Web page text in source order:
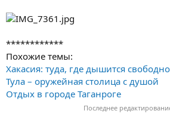
************
Похожие темы:
Хакасия: туда, где дышится свободно
Тула – оружейная столица с душой
Отдых в городе Таганроге
Последнее